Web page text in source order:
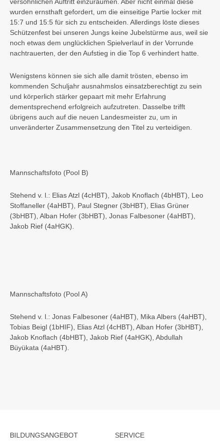
wurden ernsthaft gefordert, um die einseitige Partie locker mit
15:7 und 15:5 für sich zu entscheiden. Allerdings löste dieses
Schützenfest bei unseren Jungs keine Jubelstürme aus, weil sie
noch etwas dem unglücklichen Spielverlauf in der Vorrunde
nachtrauerten, der den Aufstieg in die Top 6 verhindert hatte.
Wenigstens können sie sich alle damit trösten, ebenso im
kommenden Schuljahr ausnahmslos einsatzberechtigt zu sein
und körperlich stärker gepaart mit mehr Erfahrung
dementsprechend erfolgreich aufzutreten. Dasselbe trifft
übrigens auch auf die neuen Landesmeister zu, um in
unveränderter Zusammensetzung den Titel zu verteidigen.
Mannschaftsfoto (Pool B)
Stehend v. l.: Elias Atzl (4cHBT), Jakob Knoflach (4bHBT), Leo
Stoffaneller (4aHBT), Paul Stegner (3bHBT), Elias Grüner
(3bHBT), Alban Hofer (3bHBT), Jonas Falbesoner (4aHBT),
Jakob Rief (4aHGK).
Mannschaftsfoto (Pool A)
Stehend v. l.: Jonas Falbesoner (4aHBT), Mika Albers (4aHBT),
Tobias Beigl (1bHIF), Elias Atzl (4cHBT), Alban Hofer (3bHBT),
Jakob Knoflach (4bHBT), Jakob Rief (4aHGK), Abdullah
Büyükata (4aHBT).
BILDUNGSANGEBOT SERVICE